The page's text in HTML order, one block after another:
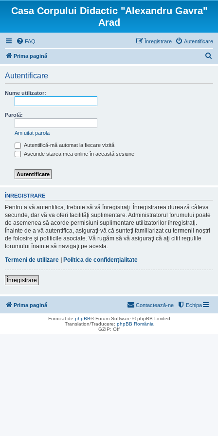
Casa Corpului Didactic "Alexandru Gavra"
Arad
FAQ Autentificare
Înregistrare
Prima pagină
Autentificare
Nume utilizator:
Parolă:
Am uitat parola
Autentifică-mă automat la fiecare vizită
Ascunde starea mea online în această sesiune
ÎNREGISTRARE
Pentru a vă autentifica, trebuie să vă înregistraţi. Înregistrarea durează câteva
secunde, dar vă va oferi facilităţi suplimentare. Administratorul forumului poate
de asemenea să acorde permisiuni suplimentare utilizatorilor înregistraţi.
Înainte de a vă autentifica, asiguraţi-vă că sunteţi familiarizat cu termenii noştri
de folosire şi politicile asociate. Vă rugăm să vă asiguraţi că aţi citit regulile
forumului înainte să navigaţi pe acesta.
Termeni de utilizare | Politica de confidenţialitate
Înregistrare
Prima pagină Echipa
Contactează-ne
Furnizat de phpBB® Forum Software © phpBB Limited
Translation/Traducere: phpBB România
GZIP: Off